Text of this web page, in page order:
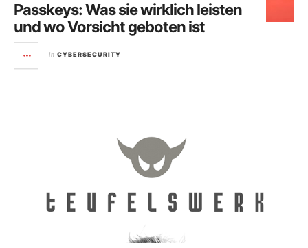
Passkeys: Was sie wirklich leisten
und wo Vorsicht geboten ist
in CYBERSECURITY